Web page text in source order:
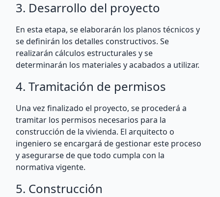
3. Desarrollo del proyecto
En esta etapa, se elaborarán los planos técnicos y
se definirán los detalles constructivos. Se
realizarán cálculos estructurales y se
determinarán los materiales y acabados a utilizar.
4. Tramitación de permisos
Una vez finalizado el proyecto, se procederá a
tramitar los permisos necesarios para la
construcción de la vivienda. El arquitecto o
ingeniero se encargará de gestionar este proceso
y asegurarse de que todo cumpla con la
normativa vigente.
5. Construcción